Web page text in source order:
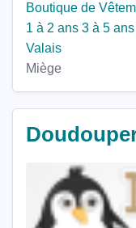
Boutique de
1 à 2 ans 3 à 5 ans
Valais
Miège